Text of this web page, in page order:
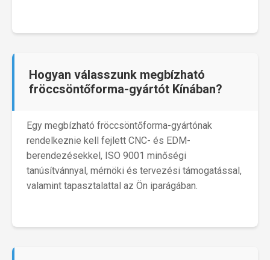
Hogyan válasszunk megbízható
fröccsöntőforma-gyártót Kínában?
Egy megbízható fröccsöntőforma-gyártónak
rendelkeznie kell fejlett CNC- és EDM-
berendezésekkel, ISO 9001 minőségi
tanúsítvánnyal, mérnöki és tervezési támogatással,
valamint tapasztalattal az Ön iparágában.